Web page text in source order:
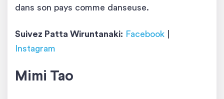
dans son pays comme danseuse.
Suivez Patta Wiruntanaki: Facebook
Instagram
Mimi Tao